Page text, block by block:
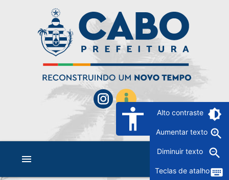
accessibility Alto contraste brightness_6
Aumentar texto zoom_in
Diminuir texto zoom_out
Teclas de atalhokeyboard
menu